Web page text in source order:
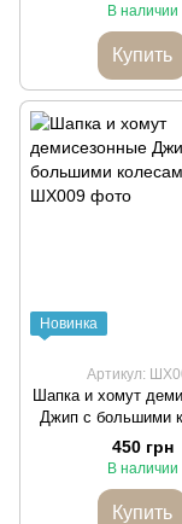
В наличии
Купить
Новинка
Артикул:
Шапка и хомут
Джип с большими
48/50
450 грн
В наличии
Купить